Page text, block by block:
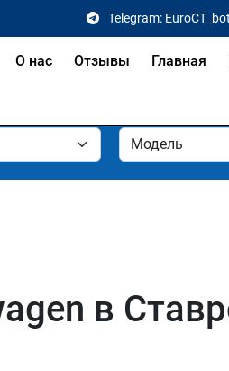
Telegram: EuroCT_bot
О нас Отзывы Главная
в